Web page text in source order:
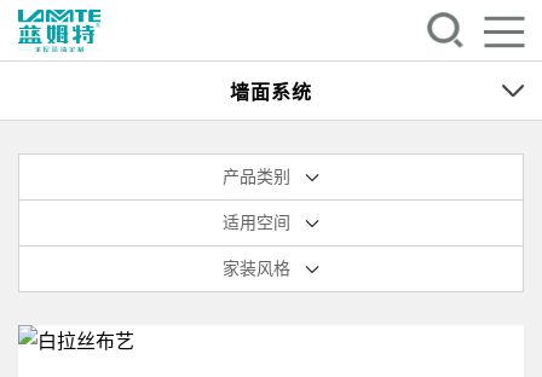
墙面系统
产品类别
适用空间
家装风格